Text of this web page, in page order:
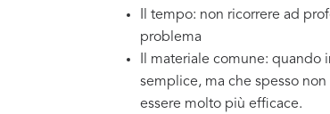
Il tempo: non ricorrere ad
problema
Il materiale comune: quando
semplice, ma che spesso
essere molto più efficace.